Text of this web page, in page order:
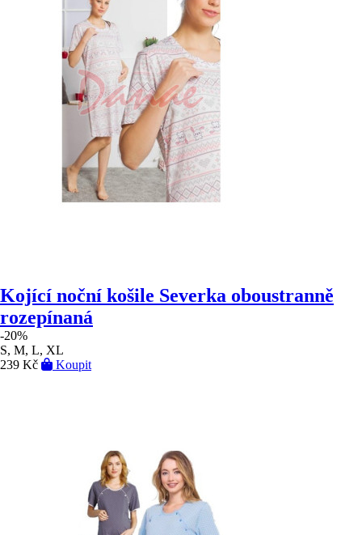
Kojící noční košile Severka oboustranně
rozepínaná
-20%
S, M, L, XL
239 Kč
Koupit